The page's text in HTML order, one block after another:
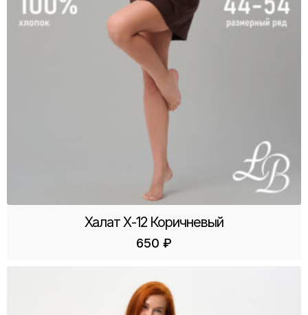
Халат Х-12 Коричневый
650 ₽